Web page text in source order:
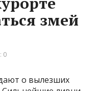
змей
0
о вылезших